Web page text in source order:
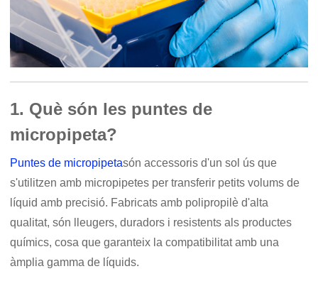
1. Què són les puntes de
micropipeta?
Puntes de micropipetasón accessoris d'un sol ús que
s'utilitzen amb micropipetes per transferir petits volums de
líquid amb precisió. Fabricats amb polipropilè d'alta
qualitat, són lleugers, duradors i resistents als productes
químics, cosa que garanteix la compatibilitat amb una
àmplia gamma de líquids.